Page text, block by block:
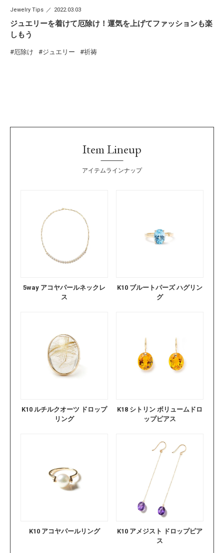
Jewelry Tips 2022.03.03
ジュエリーを着けて厄除け！運気を上げてファッションも楽
しもう
厄除け ジュエリー 祈祷
Item Lineup
アイテムラインナップ
5way アコヤパールネックレ
ス
K10 ブルートパーズ ハグリン
グ
K10 ルチルクオーツ ドロップ
リング
K18 シトリン ボリュームドロ
ップピアス
K10 アコヤパールリング
K10 アメジスト ドロップピア
ス